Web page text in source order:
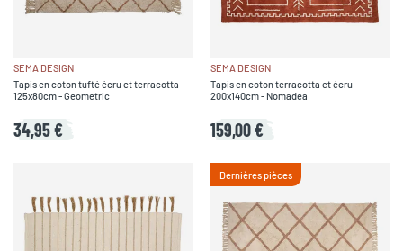
SEMA DESIGN
Tapis en coton tufté écru et terracotta
125x80cm - Geometric
34,95 €
SEMA DESIGN
Tapis en coton terracotta et écru
200x140cm - Nomadea
159,00 €
Dernières pièces